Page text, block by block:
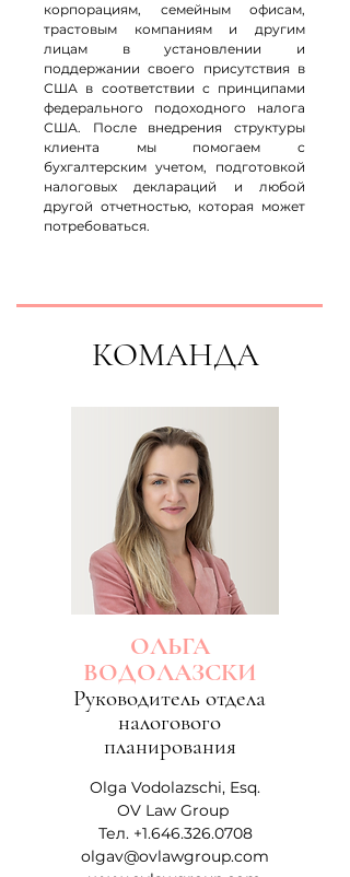
корпорациям, семейным офисам,
трастовым компаниям и другим
лицам в установлении и
поддержании своего присутствия в
США в соответствии с принципами
федерального подоходного налога
США. После внедрения структуры
клиента мы помогаем с
бухгалтерским учетом, подготовкой
налоговых деклараций и любой
другой отчетностью, которая может
потребоваться.
КОМАНДА
ОЛЬГА
ВОДОЛАЗСКИ
Руководитель отдела
налогового
планирования
Olga Vodolazschi, Esq.
OV Law Group
Тел. +1.646.326.0708
olgav@ovlawgroup.com